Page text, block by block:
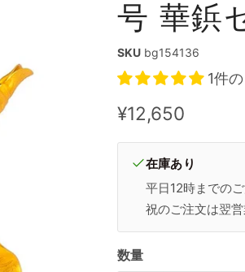
号 華鋲
SKU bg154136
1件
現在の価格
¥12,650
在庫あり
平日12時までの
祝のご注文は翌営
数量